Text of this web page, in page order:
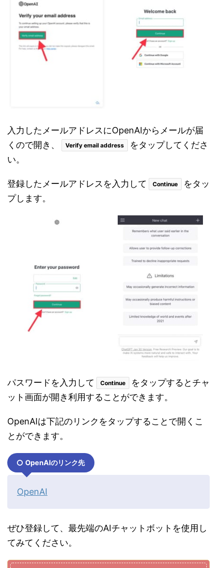
入力したメールアドレスにOpenAIからメールが届
くので開き、
Verify email address
をタップしてくださ
い。
登録したメールアドレスを入力して Continue
をタッ
プします。
パスワードを入力して Continue
をタップするとチャ
ット画面が開き利用することができます。
OpenAIは下記のリンクをタップすることで開くこ
とができます。
OpenAIのリンク先
OpenAI
ぜひ登録して、最先端のAIチャットボットを使用し
てみてください。